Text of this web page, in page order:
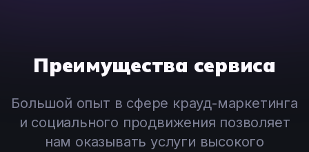
Преимущества сервиса
Большой опыт в сфере крауд-маркетинга
и социального продвижения позволяет
нам оказывать услуги высокого